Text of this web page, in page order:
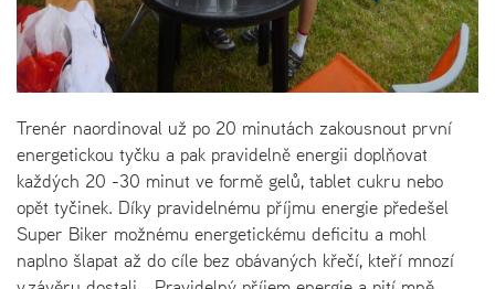
Trenér naordinoval už po 20 minutách zakousnout první
energetickou tyčku a pak pravidelně energii doplňovat
každých 20 -30 minut ve formě gelů, tablet cukru nebo
opět tyčinek. Díky pravidelnému příjmu energie předešel
Super Biker možnému energetickému deficitu a mohl
naplno šlapat až do cíle bez obávaných křečí, kteří mnozí